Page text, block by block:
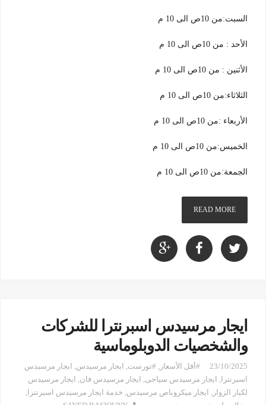
السبت:من 10ص الى 10 م
الأحد : من 10ص الى 10 م
الأثنين : من 10ص الى 10 م
الثلاثاء:من 10ص الى 10 م
الأربعاء :من 10ص الى 10 م
الخميس:من 10ص الى 10 م
الجمعة:من 10ص الى 10 م
READ MORE
ايجار مرسيدس اسبرنترا للشركات
والشخصيات الدوبلوماسية
23/10/2025 #أقل الأسعار , #تورست, ايجار مرسيدس, ايجار مرسيدس
اسبرنترا , ايجار مرسيدس سياحى, ايجار مرسيدس فان, ايجار مرسيدس
لكبار الزوار , ايجار ميكروباص مرسيدس, خدمة ايجار مرسيدس اسبرنترا ,